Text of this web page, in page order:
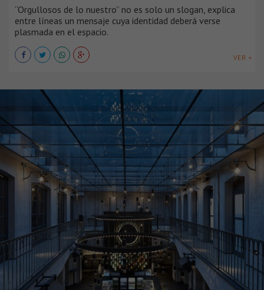
“Orgullosos de lo nuestro” no es solo un slogan, explica
entre líneas un mensaje cuya identidad deberá verse
plasmada en el espacio.
VER +